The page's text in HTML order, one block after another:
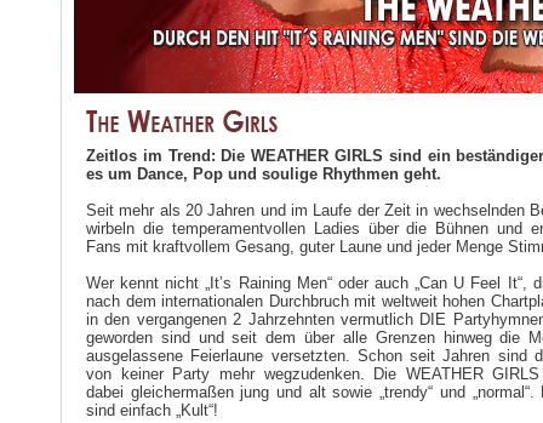
Zeitlos im Trend: Die WEATHER GIRLS sind ein
es um Dance, Pop und soulige Rhythmen geht.
Seit mehr als 20 Jahren und im Laufe der Zeit in wechselnden
wirbeln die temperamentvollen Ladies über die Bühnen und
Fans mit kraftvollem Gesang, guter Laune und jeder Menge
Wer kennt nicht „It’s Raining Men“ oder auch „Can U Feel It“,
nach dem internationalen Durchbruch mit weltweit hohen
in den vergangenen 2 Jahrzehnten vermutlich DIE
geworden sind und seit dem über alle Grenzen hinweg die
ausgelassene Feierlaune versetzten. Schon seit Jahren sind
von keiner Party mehr wegzudenken. Die WEATHER GIRLS
dabei gleichermaßen jung und alt sowie „trendy“ und „normal“.
sind einfach „Kult“!